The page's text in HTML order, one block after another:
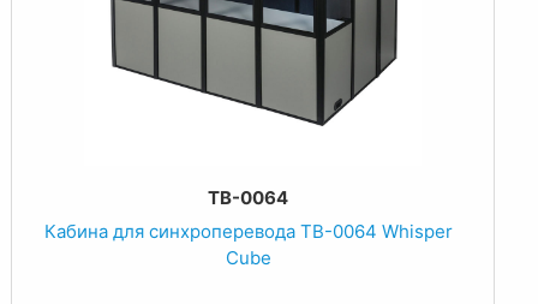
TB-0064
Кабина для синхроперевода TB-0064 Whisper
Cube